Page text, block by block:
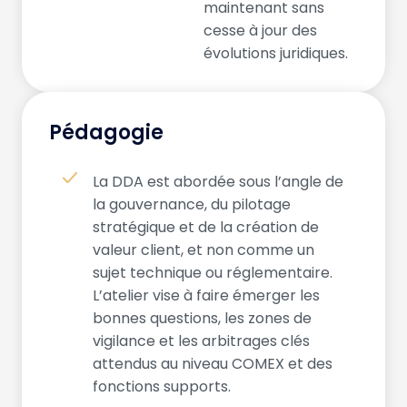
maintenant sans
cesse à jour des
évolutions juridiques.
Pédagogie
La DDA est abordée sous l’angle de
la gouvernance, du pilotage
stratégique et de la création de
valeur client, et non comme un
sujet technique ou réglementaire.
L’atelier vise à faire émerger les
bonnes questions, les zones de
vigilance et les arbitrages clés
attendus au niveau COMEX et des
fonctions supports.